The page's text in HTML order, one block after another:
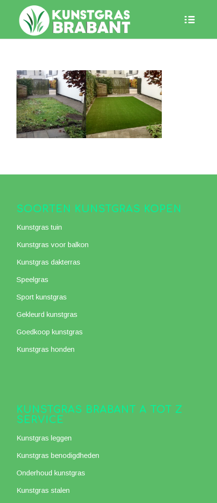
SOORTEN KUNSTGRAS KOPEN
Kunstgras tuin
Kunstgras voor balkon
Kunstgras dakterras
Speelgras
Sport kunstgras
Gekleurd kunstgras
Goedkoop kunstgras
Kunstgras honden
KUNSTGRAS BRABANT A TOT Z
SERVICE
Kunstgras leggen
Kunstgras benodigdheden
Onderhoud kunstgras
Kunstgras stalen